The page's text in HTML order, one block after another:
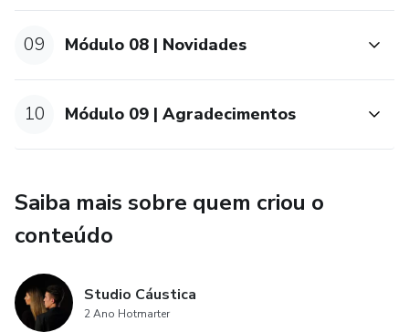
09 Módulo 08 | Novidades
10 Módulo 09 | Agradecimentos
Saiba mais sobre quem criou o
conteúdo
Studio Cáustica
2 Ano Hotmarter